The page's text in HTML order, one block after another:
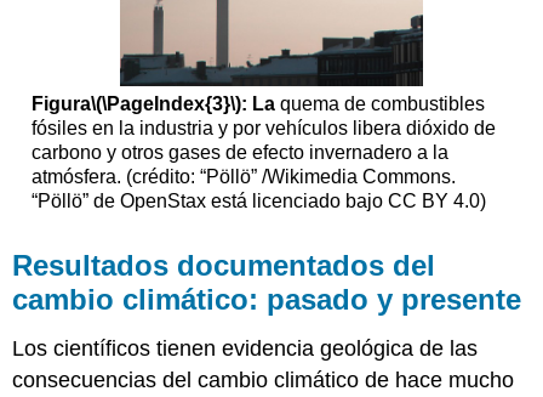
Figura\(\PageIndex{3}\): Laquema de combustibles
fósiles en la industria y por vehículos libera dióxido de
carbono y otros gases de efecto invernadero a la
atmósfera. (crédito: “Pöllö” /Wikimedia Commons.
“Pöllö” de OpenStax está licenciado bajo CC BY 4.0)
Resultados documentados del
cambio climático: pasado y presente
Los científicos tienen evidencia geológica de las
consecuencias del cambio climático de hace mucho